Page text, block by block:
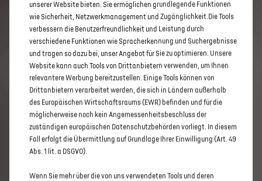
ENTDECKEN SIE ALLE DS 3 UND
DS 3 CROSSBACK E-TENSE IN
PFORZHEIM
unserer Website bieten. Sie ermöglichen grundlegende Funktionen
wie Sicherheit, Netzwerkmanagement und Zugänglichkeit.Die Tools
verbessern die Benutzerfreundlichkeit und Leistung durch
verschiedene Funktionen wie Spracherkennung und Suchergebnisse
und tragen so dazu bei, unser Angebot für Sie zu optimieren. Unsere
Website kann auch Tools von Drittanbietern verwenden, um Ihnen
relevantere Werbung bereitzustellen. Einige Tools können von
Drittanbietern verarbeitet werden, die sich in Ländern außerhalb
des Europäischen Wirtschaftsraums (EWR) befinden und für die
möglicherweise noch kein Angemessenheitsbeschluss der
zuständigen europäischen Datenschutzbehörden vorliegt. In diesem
Fall erfolgt die Übermittlung auf Grundlage Ihrer Einwilligung (Art. 49
Abs. 1 lit. a DSGVO).
Wenn Sie mehr über die von uns verwendeten Tools und deren